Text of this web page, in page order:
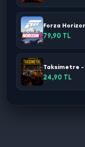
Forza
79,90 TL
Taksimetre -
24,90 TL